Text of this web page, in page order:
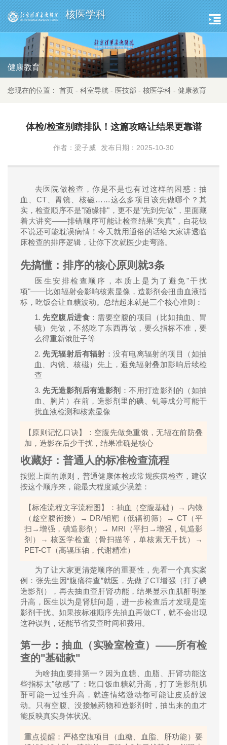
核医学科
健康教育
您现在的位置： 首页 - 科室导航 - 医技部 - 核医学科 - 健康教育
体检/检查别瞎排队！这篇攻略让结果更靠谱
作者：梁子威 发布日期：2025-10-30
去医院做检查，你是不是也有过这样的困惑：抽
血、 CT、胃镜、核磁……这么多项目该先做哪个？其
实，检查顺序不是"随缘排" ，更不是"先到先做"，里面藏
着大讲究——排错顺序可能让检查结果"失真"，白花钱
不说还可能耽误病情！今天就用通俗的话给大家讲透临
床检查的排序逻辑，让你下次就医少走弯路。
先搞懂：排序的核心原则就3条
医生安排检查顺序，本质上是为了避免"干扰
项"——比如辐射会影响核素显像，造影剂会扭曲血液指
标，吃饭会让血糖波动。总结起来就是三个核心准则：
1. 先空腹后进食 ：需要空腹的项目（比如抽血、胃
镜）先做，不然吃了东西再做，要么指标不准，要
么得重新饿肚子等
2. 先无辐射后有辐射 ：没有电离辐射的项目（如抽
血、内镜、核磁）先上，避免辐射叠加影响后续检
查
3. 先无造影剂后有造影剂
：不用打造影剂的（如抽
血、胸片）在前，造影剂里的碘、钆等成分可能干
扰血液检测和核素显像
【原则记忆口诀】：空腹先做免重饿，无辐在前防叠
加，造影在后少干扰，结果准确是核心
收藏好：普通人的标准检查流程
按照上面的原则，普通健康体检或常规疾病检查，建议
按这个顺序来，能最大程度减少误差：
【标准流程文字流程图】：抽血（空腹基础） → 内镜
（趁空腹衔接）
→ DR/钼靶（低辐初筛） → CT（平
扫 →增强，碘造影剂） → MRI （平扫 →增强，钆造影
剂）
→ 核医学检查（骨扫描等，单核素无干扰）
→
PET-CT （高辐压轴，代谢精准）
为了让大家更清楚顺序的重要性，先看一个真实案
例：张先生因“腹痛待查”就医，先做了CT增强（打了碘
造影剂），再去抽血查肝肾功能，结果显示血肌酐明显
升高，医生以为是肾脏问题，进一步检查后才发现是造
影剂干扰。如果按标准顺序先抽血再做CT ，就不会出现
这种误判，还能节省复查时间和费用。
第一步：抽血（实验室检查） ——所有检
查的"基础款"
为啥抽血要排第一？因为血糖、血脂、肝肾功能这
些指标太"敏感"了：吃口饭血糖就升高，打了造影剂肌
酐可能一过性升高，就连情绪激动都可能让皮质醇波
动。只有空腹、没接触药物和造影剂时，抽出来的血才
能反映真实身体状况。
重点提醒：严格空腹项目（血糖、血脂、肝功能）要